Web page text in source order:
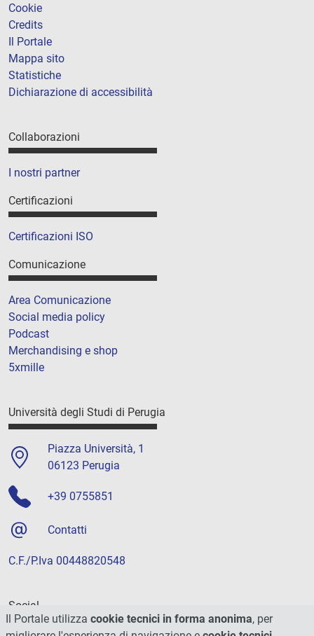
Cookie
Credits
Il Portale
Mappa sito
Statistiche
Dichiarazione di accessibilità
Collaborazioni
I nostri partner
Certificazioni
Certificazioni ISO
Comunicazione
Area Comunicazione
Social media policy
Podcast
Merchandising e shop
5xmille
Università degli Studi di Perugia
Piazza Università, 1
06123 Perugia
+39 0755851
Contatti
C.F./P.Iva 00448820548
Social
Il Portale utilizza cookie tecnici in forma anonima, per